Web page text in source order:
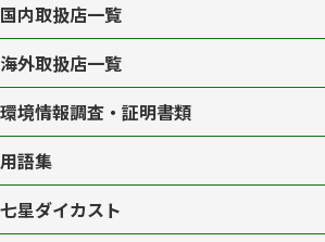
国内取扱店一覧
海外取扱店一覧
環境情報調査・証明書類
用語集
七星ダイカスト